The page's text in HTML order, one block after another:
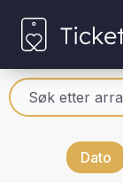
Dato